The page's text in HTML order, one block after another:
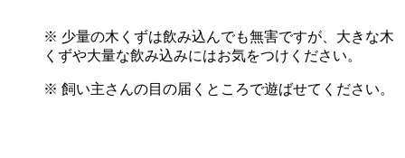
※ 少量の木くずは飲み込んでも無害ですが、大きな木
くずや大量な飲み込みにはお気をつけください。
※ 飼い主さんの目の届くところで遊ばせてください。